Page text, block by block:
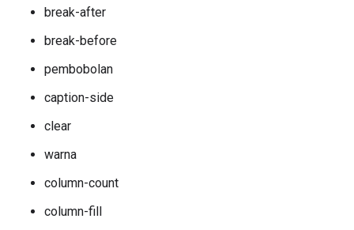
break-after
break-before
pembobolan
caption-side
clear
warna
column-count
column-fill